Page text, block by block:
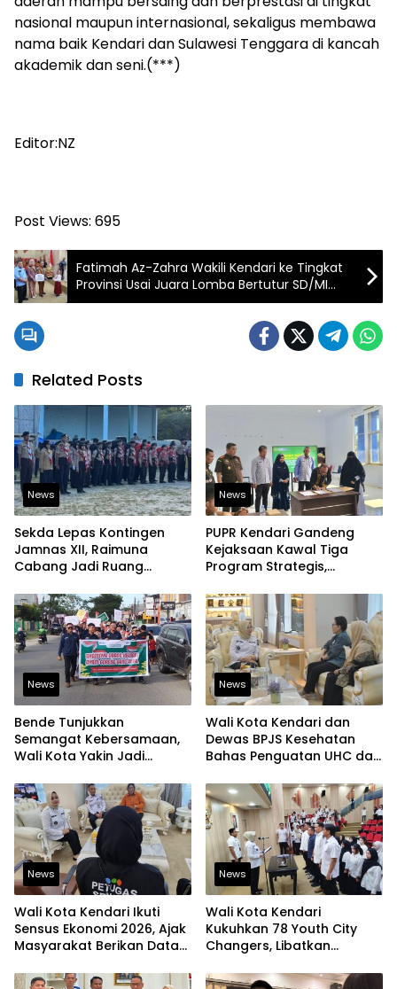
nasional maupun internasional, sekaligus membawa
nama baik Kendari dan Sulawesi Tenggara di kancah
akademik dan seni.(***)
Editor:NZ
Post Views: 695
Fatimah Az-Zahra Wakili Kendari ke Tingkat
Provinsi Usai Juara Lomba Bertutur SD/MI
2026
Related Posts
News
Sekda Lepas Kontingen
Jamnas XII, Raimuna
Cabang Jadi Ruang
dan Berjiwa Pemimpin
News
PUPR Kendari Gandeng
Kejaksaan Kawal Tiga
Program Strategis,
Bangun Infrastruktur
Berintegritas
News
Bende Tunjukkan
Semangat Kebersamaan,
Wali Kota Yakin Jadi
Lain
News
Wali Kota Kendari dan
Dewas BPJS Kesehatan
Bahas Penguatan UHC dan
Kesehatan
News
Wali Kota Kendari Ikuti
Sensus Ekonomi 2026, Ajak
Masyarakat Berikan Data
News
Wali Kota Kendari
Kukuhkan 78 Youth City
Changers, Libatkan
Perubahan Kota